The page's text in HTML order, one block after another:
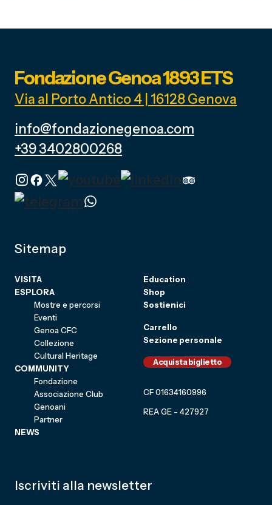
Fondazione Genoa 1893 ETS
Via al Porto Antico 4 | 16128 Genova
info@fondazionegenoa.com
+39 3402800268
Sitemap
VISITA
ESPLORA
Mostre e percorsi
Eventi
Genoa CFC
Collezione
Cultural Heritage
COMMUNITY
Fondazione
Associazione Club
Genoani
Partner
NEWS
Education
Shop
Sostienici
Carrello
Sezione personale
Acquista biglietto
CF 01634160996
REA GE - 427927
Iscriviti alla newsletter